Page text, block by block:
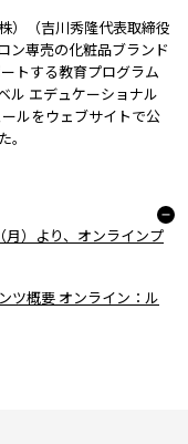
）（吉川秀隆代表取締役
ン専売の化粧品ブランド
トする教育プログラム
ル エデュケーショナル
ルをウェブサイトで公
）より、オンラインプ
ツ概要 オンライン：ル